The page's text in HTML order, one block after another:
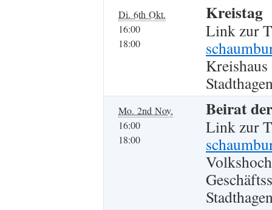
Di. 6th Okt.
16:00
18:00
Kreistag
Link zur
Kreishaus
Mo. 2nd Nov.
16:00
18:00
Beirat
Link zur